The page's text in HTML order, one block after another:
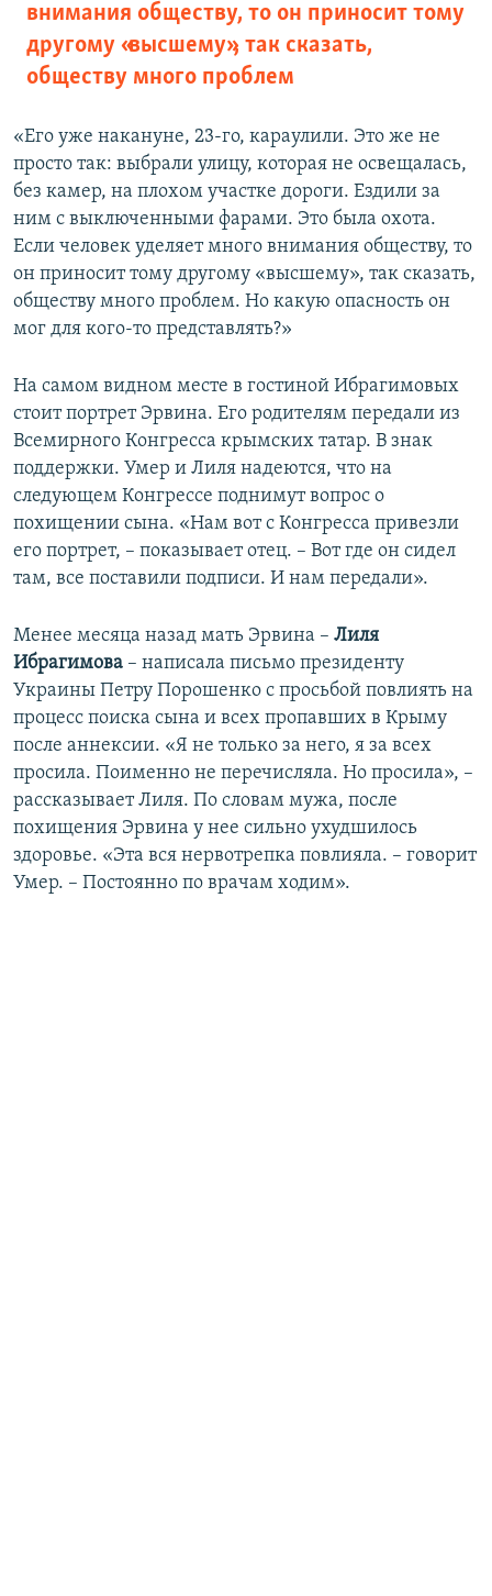
внимания обществу, то он приносит тому
другому «высшему», так сказать,
обществу много проблем
«Его уже накануне, 23-го, караулили. Это же не
просто так: выбрали улицу, которая не освещалась,
без камер, на плохом участке дороги. Ездили за
ним с выключенными фарами. Это была охота.
Если человек уделяет много внимания обществу, то
он приносит тому другому «высшему», так сказать,
обществу много проблем. Но какую опасность он
мог для кого-то представлять?»
На самом видном месте в гостиной Ибрагимовых
стоит портрет Эрвина. Его родителям передали из
Всемирного Конгресса крымских татар. В знак
поддержки. Умер и Лиля надеются, что на
следующем Конгрессе поднимут вопрос о
похищении сына. «Нам вот с Конгресса привезли
его портрет, – показывает отец. – Вот где он сидел
там, все поставили подписи. И нам передали».
Менее месяца назад мать Эрвина – Лиля
Ибрагимова – написала письмо президенту
Украины Петру Порошенко с просьбой повлиять на
процесс поиска сына и всех пропавших в Крыму
после аннексии. «Я не только за него, я за всех
просила. Поименно не перечисляла. Но просила», –
рассказывает Лиля. По словам мужа, после
похищения Эрвина у нее сильно ухудшилось
здоровье. «Эта вся нервотрепка повлияла. – говорит
Умер. – Постоянно по врачам ходим».